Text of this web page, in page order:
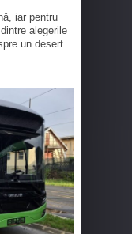
iar pentru
alegerile
un desert